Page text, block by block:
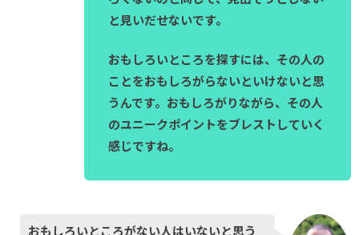
と見いだせないです。
おもしろいところを探すには、その人の
ことをおもしろがらないといけないと思
うんです。おもしろがりながら、その人
のユニークポイントをブレストしていく
感じですね。
おもしろいところがない人はいないと思う